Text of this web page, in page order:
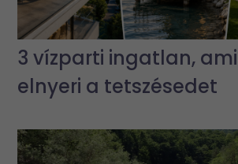
3 vízparti ingatlan,
elnyeri a tetszésedet